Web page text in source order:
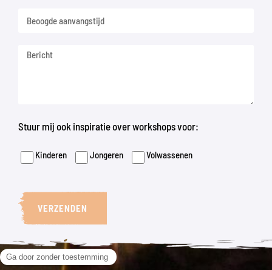
Stuur mij ook inspiratie over workshops voor:
Kinderen Jongeren Volwassenen
VERZENDEN